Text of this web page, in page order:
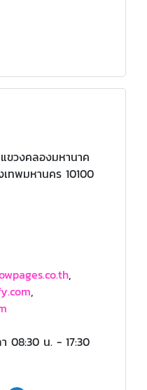
ขวงคลองมหานาค
ทพมหานคร 10100
,
,
08:30 น. - 17:30